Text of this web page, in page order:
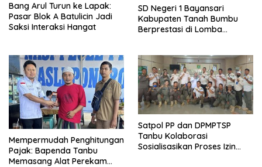
Bang Arul Turun ke Lapak:
Pasar Blok A Batulicin Jadi
Saksi Interaksi Hangat
SD Negeri 1 Bayansari
Kabupaten Tanah Bumbu
Berprestasi di Lomba
Mempermudah Penghitungan
Pajak: Bapenda Tanbu
Memasang Alat Perekam
Satpol PP dan DPMPTSP
Tanbu Kolaborasi
Sosialisasikan Proses Izin